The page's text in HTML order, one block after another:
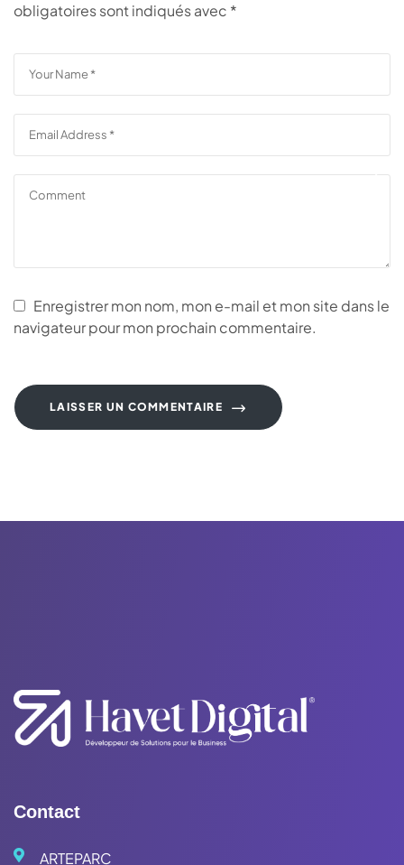
obligatoires sont indiqués avec *
Enregistrer mon nom, mon e-mail et mon site dans le
navigateur pour mon prochain commentaire.
LAISSER UN COMMENTAIRE
Contact
ARTEPARC